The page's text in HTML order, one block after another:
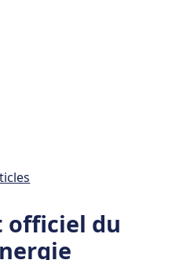
officiel du